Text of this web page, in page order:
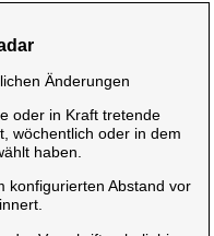
Änderungen
oder in Kraft tretende
wöchentlich oder in dem
haben.
konfigurierten Abstand vor